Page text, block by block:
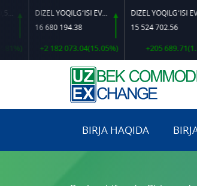
DIZEL YOQILG‘ISI EVRO L-K-4
16 680 194.38
+2 182 073.04(15.05%)
DIZEL YOQILG‘ISI EVRO-L II K-4 SSDF
15 524 702.56
+205 689.71(1.34%)
BIRJA HAQIDA